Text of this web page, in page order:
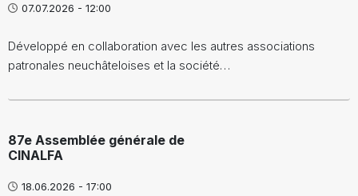
07.07.2026 - 12:00
Développé en collaboration avec les autres associations
patronales neuchâteloises et la société…
87e Assemblée générale de
CINALFA
18.06.2026 - 17:00